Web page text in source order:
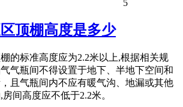
5
顶棚高度是多少
的标准高度应为2.2米以上,根据相关规
气瓶间不得设置于地下、半地下空间和
且气瓶间内不应有暖气沟、地漏或其他
间高度应不低于2.2米。